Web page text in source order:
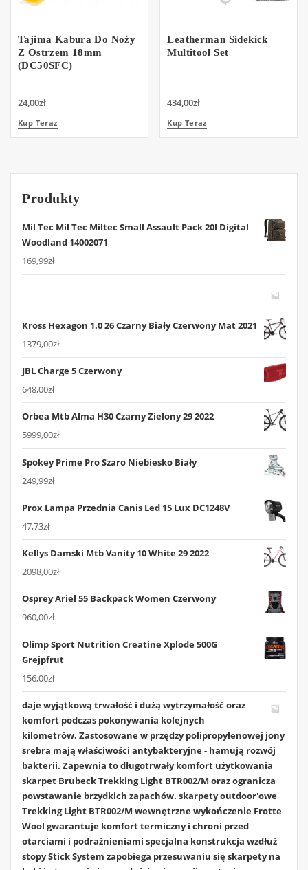
Tajima Kabura Do Noży
Z Ostrzem 18mm
(DC50SFC)
24,00zł
Kup Teraz
Leatherman Sidekick
Multitool Set
434,00zł
Kup Teraz
Produkty
Mil Tec Mil Tec Miltec Small Assault Pack 20l Digital
Woodland 14002071
169,99zł
Kross Hexagon 1.0 26 Czarny Biały Czerwony Mat 2021
1379,00zł
JBL Charge 5 Czerwony
648,00zł
Orbea Mtb Alma H30 Czarny Zielony 29 2022
5999,00zł
Spokey Prime Pro Szaro Niebiesko Biały
249,99zł
Prox Lampa Przednia Canis Led 15 Lux DC1248V
47,73zł
Kellys Damski Mtb Vanity 10 White 29 2022
2098,00zł
Osprey Ariel 55 Backpack Women Czerwony
960,00zł
Olimp Sport Nutrition Creatine Xplode 500G
Grejpfrut
156,00zł
daje wyjątkową trwałość i dużą wytrzymałość oraz
komfort podczas pokonywania kolejnych
kilometrów. Zastosowane w przędzy polipropylenowej jony
srebra mają właściwości antybakteryjne - hamują rozwój
bakterii. Zapewnia to długotrwały komfort użytkowania
skarpet Brubeck Trekking Light BTR002/M oraz ogranicza
powstawanie brzydkich zapachów. skarpety outdoor'owe
Trekking Light BTR002/M wewnętrzne wykończenie Frotte
Wool gwarantuje komfort termiczny i chroni przed
otarciami i podrażnieniami specjalna konstrukcja wzdłuż
stopy Stick System zapobiega przesuwaniu się skarpety na